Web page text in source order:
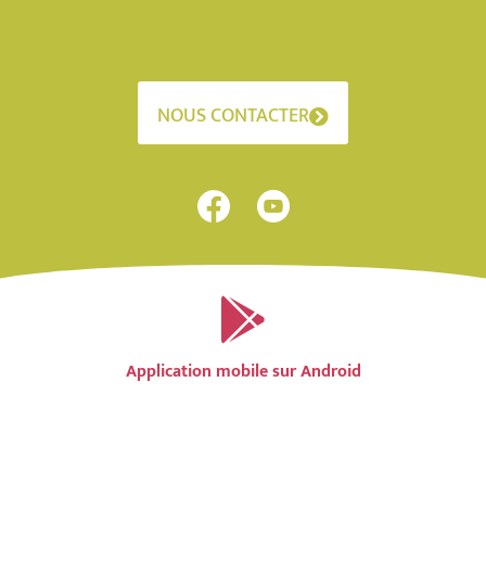
NOUS CONTACTER
Application mobile sur Android